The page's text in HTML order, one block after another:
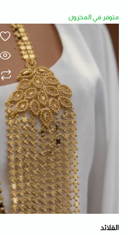
متوفر في المخزون
القلائد